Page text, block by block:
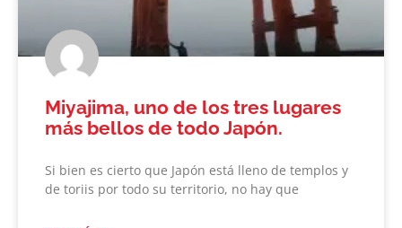
Miyajima, uno de los tres lugares
más bellos de todo Japón.
Si bien es cierto que Japón está lleno de templos y
de toriis por todo su territorio, no hay que